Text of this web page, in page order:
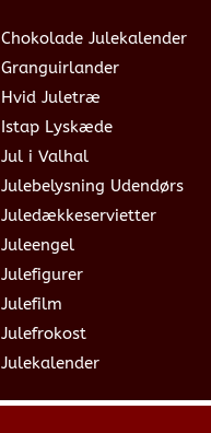
Chokolade Julekalender
Granguirlander
Hvid Juletræ
Istap Lyskæde
Jul i Valhal
Julebelysning Udendørs
Juledækkeservietter
Juleengel
Julefigurer
Julefilm
Julefrokost
Julekalender